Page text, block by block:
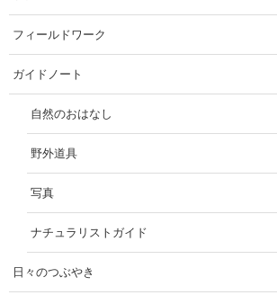
フィールドワーク
ガイドノート
自然のおはなし
野外道具
写真
ナチュラリストガイド
日々のつぶやき